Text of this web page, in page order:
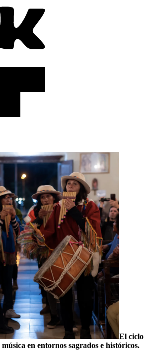
El ciclo
en entornos sagrados e históricos.